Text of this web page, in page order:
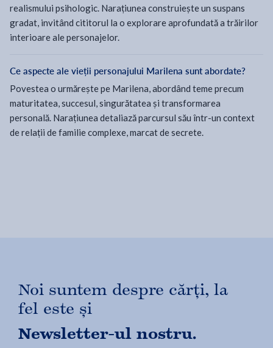
realismului psihologic. Narațiunea construiește un suspans
gradat, invitând cititorul la o explorare aprofundată a trăirilor
interioare ale personajelor.
Ce aspecte ale vieții personajului Marilena sunt abordate?
Povestea o urmărește pe Marilena, abordând teme precum
maturitatea, succesul, singurătatea și transformarea
personală. Narațiunea detaliază parcursul său într-un context
de relații de familie complexe, marcat de secrete.
Noi suntem despre cărți, la
fel este și
Newsletter-ul nostru.